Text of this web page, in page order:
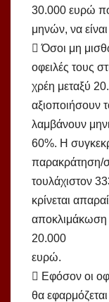
30.000 ευρώ
μηνών, να
 Όσοι μη
οφειλές τους
χρέη μεταξύ
αξιοποιήσουν
λαμβάνουν
60%. Η
παρακράτηση/
τουλάχιστον
κρίνεται
αποκλιμάκωση
20.000
ευρώ.
 Εφόσον οι
θα